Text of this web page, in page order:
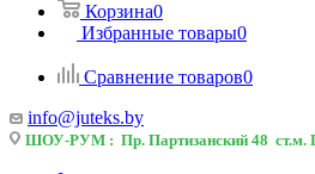
Корзина0
Избранные товары0
Сравнение товаров0
info@juteks.by
ШОУ-РУМ : Пр. Партизанский 48 ст.м.